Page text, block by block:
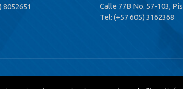
8052651
Calle 77B No. 57-103,
Tel: (+57 605) 3162368